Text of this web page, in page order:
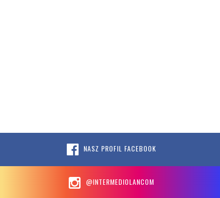
NASZ PROFIL FACEBOOK
@INTERMEDIOLANCOM